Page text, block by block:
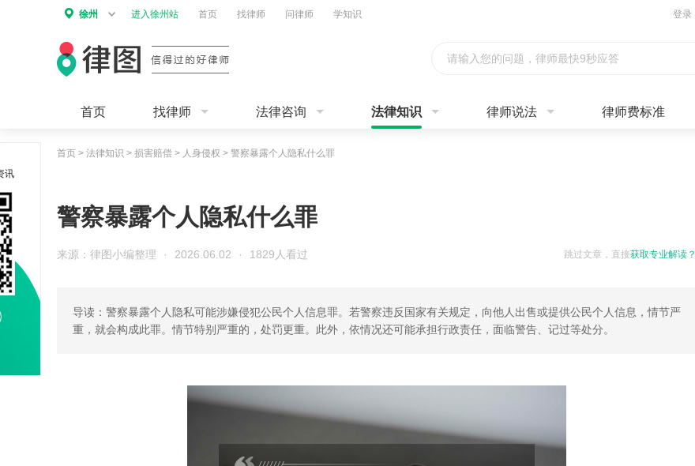
徐州 进入徐州站 首页 找律师 问律师 学知识 登录
请输入您的问题，律师最快9秒应答
首页 找律师 法律咨询 法律知识 律师说法 律师费标准
首页 > 法律知识 > 损害赔偿 > 人身侵权 > 警察暴露个人隐私什么罪
警察暴露个人隐私什么罪
跳过文章，直接获取专业解读？
来源：律图小编整理 · 2026.06.02 · 1829人看过
导读：警察暴露个人隐私可能涉嫌侵犯公民个人信息罪。若警察违反国家有关规定，向他人出售或提供公民个人信息，情节严
重，就会构成此罪。情节特别严重的，处罚更重。此外，依情况还可能承担行政责任，面临警告、记过等处分。
讯